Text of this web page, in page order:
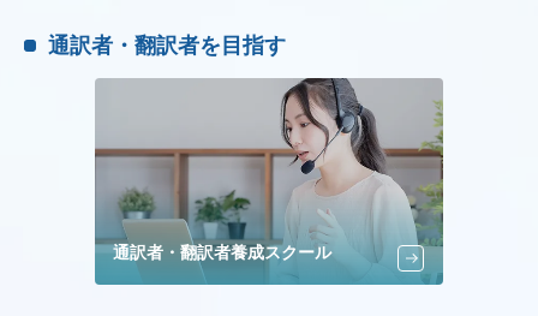
通訳者・翻訳者を目指す
通訳者・翻訳者養成スクール